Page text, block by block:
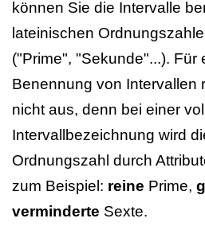
können Sie die Intervalle
lateinischen
("Prime", "Sekunde"...). Für
Benennung von Intervallen
nicht aus, denn bei einer
Intervallbezeichnung wird
Ordnungszahl durch
zum Beispiel: reine Prime,
verminderte Sexte.